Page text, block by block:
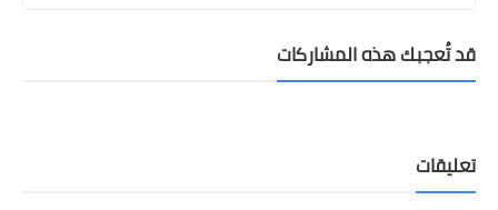
قد تُعجبك هذه المشاركات
تعليقات